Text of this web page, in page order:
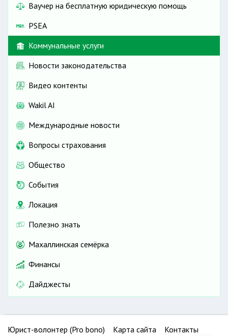
Ваучер на бесплатную юридическую помощь
PSEA
Коммунальные услуги
Новости законодательства
Видео контенты
Wakil AI
Международные новости
Вопросы страхования
Общество
События
Локация
Полезно знать
Махаллинская семёрка
Финансы
Дайджесты
Юрист-волонтер (Pro bono) Карта сайта Контакты